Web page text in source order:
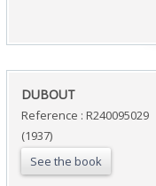
‎DUBOUT‎
Reference : R240095029
(1937)
See the book